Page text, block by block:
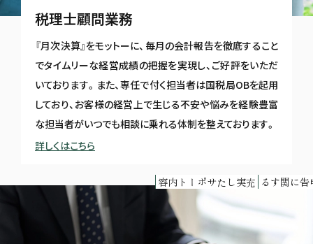
税理士顧問業務
『月次決算』をモットーに、毎月の会計報告を徹底すること
でタイムリーな経営成績の把握を実現し、ご好評をいただ
いております。また、専任で付く担当者は国税局OBを起用
しており、お客様の経営上で生じる不安や悩みを経験豊富
な担当者がいつでも相談に乗れる体制を整えております。
詳しくはこちら
無申告に関する
充実したサポート内容